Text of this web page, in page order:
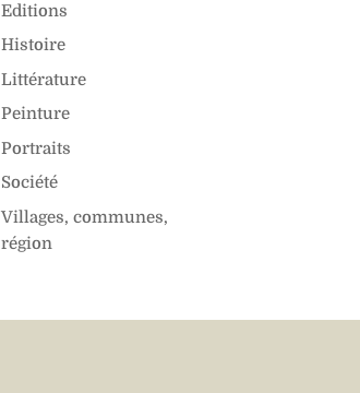
Editions
Histoire
Littérature
Peinture
Portraits
Société
Villages, communes,
région